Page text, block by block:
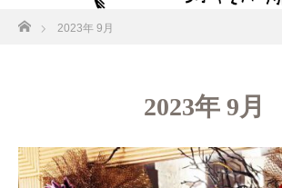
ホーム
2023年 9月
2023年 9月